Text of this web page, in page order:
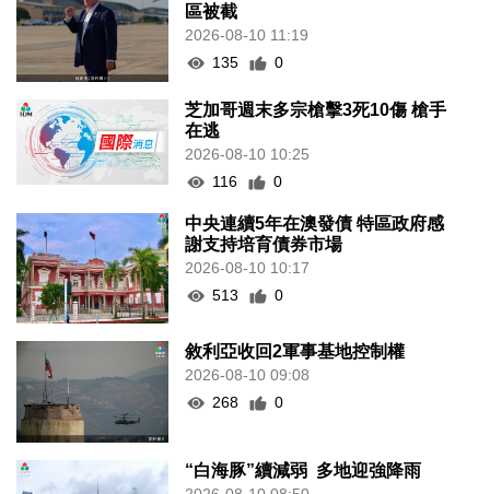
區被截
2026-08-10 11:19
135
0
芝加哥週末多宗槍擊3死10傷 槍手
在逃
2026-08-10 10:25
116
0
中央連續5年在澳發債 特區政府感
謝支持培育債券市場
2026-08-10 10:17
513
0
敘利亞收回2軍事基地控制權
2026-08-10 09:08
268
0
“白海豚”續減弱 多地迎強降雨